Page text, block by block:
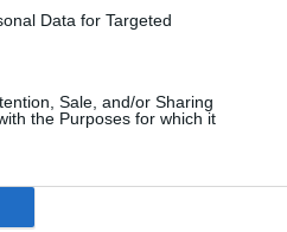
Data for Targeted
Sale, and/or Sharing
the Purposes for which it
της αποδοτικότητας
ρίχνουν μια πέτρα, τους